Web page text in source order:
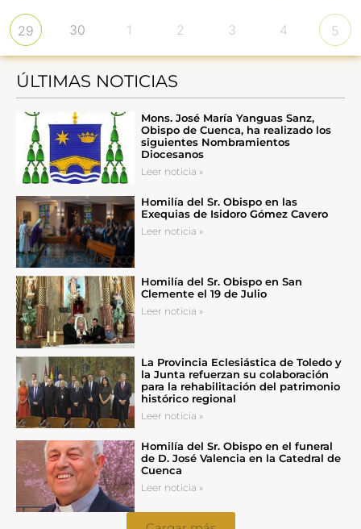
29 30 1 2 3 4 5
ÚLTIMAS NOTICIAS
Mons. José María Yanguas Sanz,
Obispo de Cuenca, ha realizado los
siguientes Nombramientos
Diocesanos
Leer noticia »
Homilía del Sr. Obispo en las
Exequias de Isidoro Gómez Cavero
Leer noticia »
Homilía del Sr. Obispo en San
Clemente el 19 de Julio
Leer noticia »
La Provincia Eclesiástica de Toledo y
la Junta refuerzan su colaboración
para la rehabilitación del patrimonio
histórico regional
Leer noticia »
Homilía del Sr. Obispo en el funeral
de D. José Valencia en la Catedral de
Cuenca
Leer noticia »